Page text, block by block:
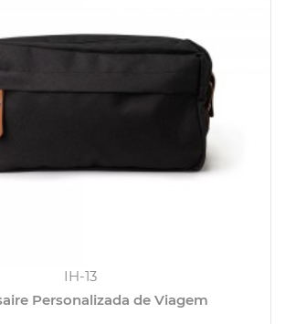
IH-13
Personalizada de Viagem